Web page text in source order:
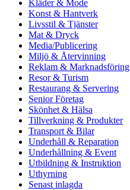
Kläder & Mode
Konst & Hantverk
Livsstil & Tjänster
Mat & Dryck
Media/Publicering
Miljö & Återvinning
Reklam & Marknadsföring
Resor & Turism
Restaurang & Servering
Senior Företag
Skönhet & Hälsa
Tillverkning & Produkter
Transport & Bilar
Underhåll & Reparation
Underhållning & Event
Utbildning & Instruktion
Uthyrning
Senast inlagda